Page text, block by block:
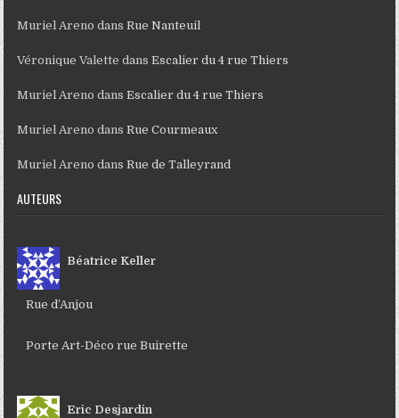
Muriel Areno dansRue Nanteuil
Véronique Valette dansEscalier du 4 rue Thiers
Muriel Areno dansEscalier du 4 rue Thiers
Muriel Areno dansRue Courmeaux
Muriel Areno dansRue de Talleyrand
AUTEURS
Béatrice Keller
Rue d’Anjou
Porte Art-Déco rue Buirette
Eric Desjardin